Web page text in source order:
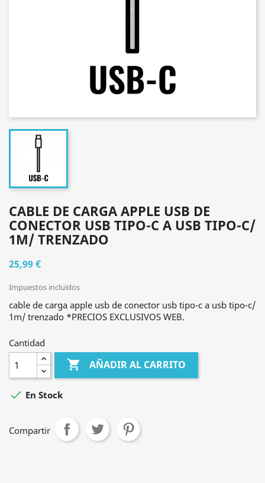
CABLE DE CARGA APPLE USB DE
CONECTOR USB TIPO-C A USB TIPO-C/
1M/ TRENZADO
25,99 €
Impuestos incluidos
cable de carga apple usb de conector usb tipo-c a usb tipo-c/
1m/ trenzado *PRECIOS EXCLUSIVOS WEB.
Cantidad
 AÑADIR AL CARRITO
 En Stock
Compartir